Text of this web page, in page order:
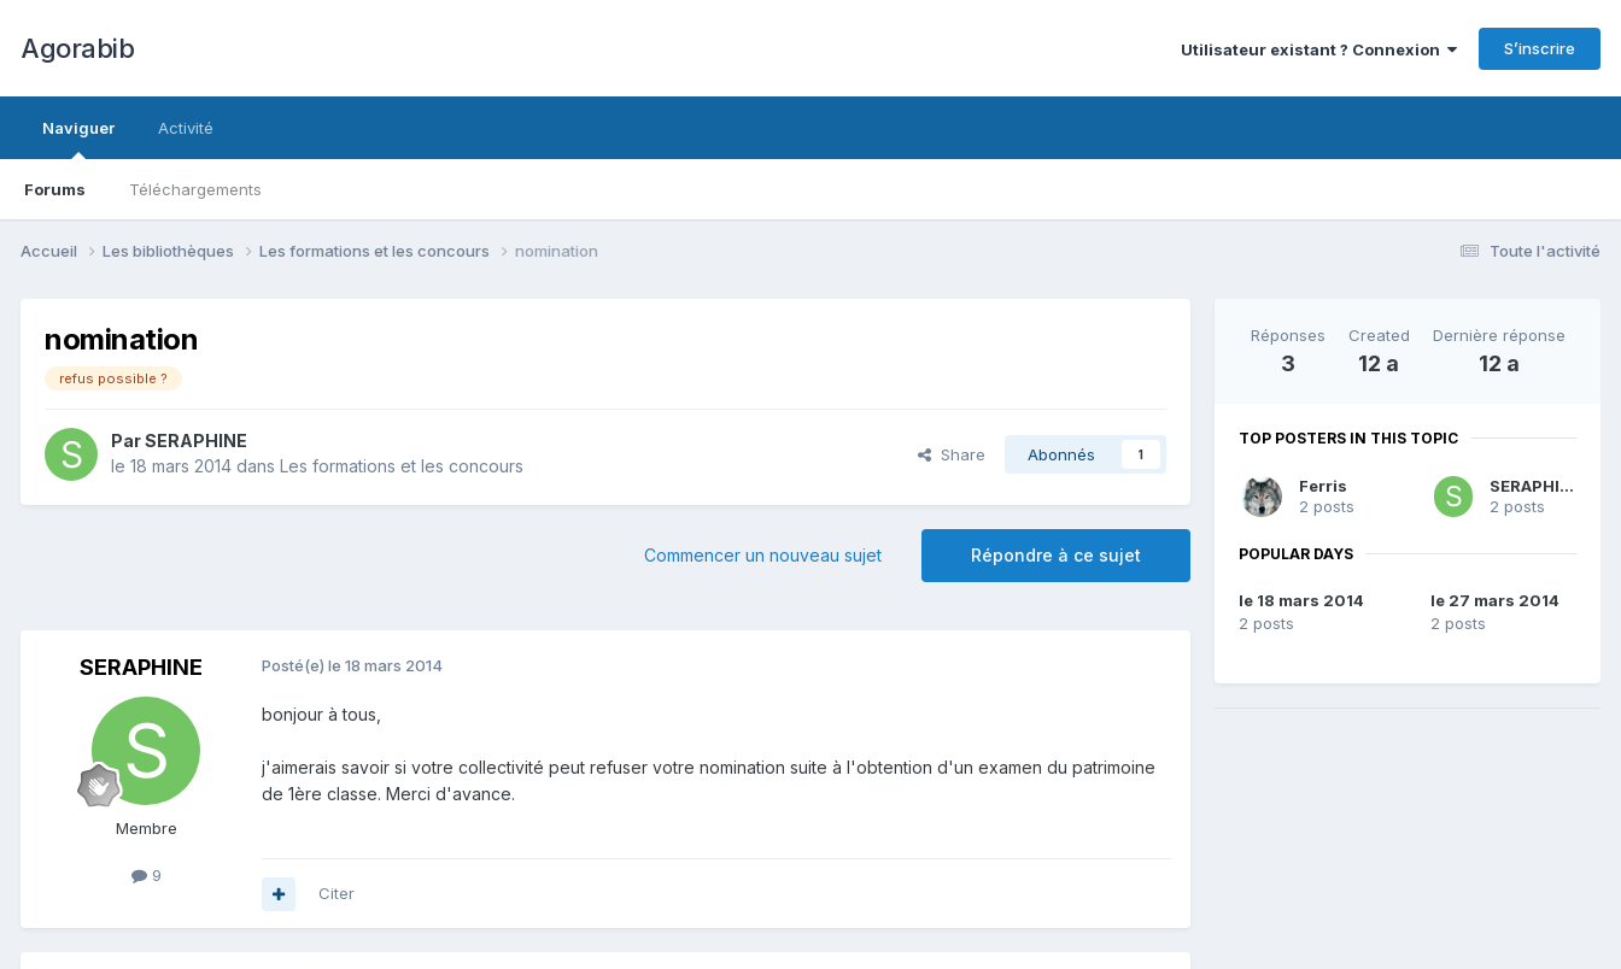
Agorabib Utilisateur existant ? Connexion S’inscrire
Naviguer
Forums Téléchargements
Activité
Toute l'activité
Accueil Les bibliothèques Les formations et les concours nomination
nomination
refus possible ?
Par SERAPHINE
le 18 mars 2014 dans Les formations et les concours
Share Abonnés 1
Répondre à ce sujet
Commencer un nouveau sujet
SERAPHINE
Membre
9
Posté(e) le 18 mars 2014
bonjour à tous,
j'aimerais savoir si votre collectivité peut refuser votre nomination suite à l'obtention d'un examen du patrimoine
de 1ère classe. Merci d'avance.
Citer
Réponses
3
Created
12 a
Dernière réponse
12 a
TOP POSTERS IN THIS TOPIC
Ferris
2 posts
SERAPHINE
2 posts
POPULAR DAYS
le 18 mars 2014
2 posts
le 27 mars 2014
2 posts